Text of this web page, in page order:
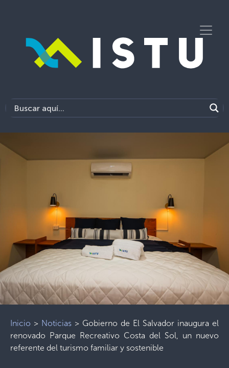
Inicio > Noticias > Gobierno de El Salvador inaugura el
renovado Parque Recreativo Costa del Sol, un nuevo
referente del turismo familiar y sostenible